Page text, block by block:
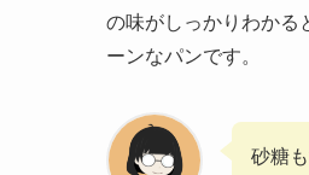
の味がしっかりわかる
ーンなパンです。
砂糖